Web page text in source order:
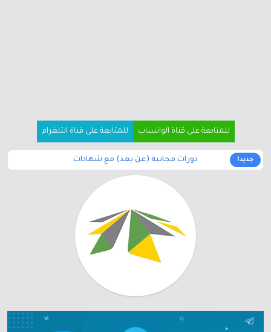
للمتابعة على قناة الواتساب للمتابعة على قناة التلغرام
جديد! دورات مجانية (عن بعد) مع شهادات